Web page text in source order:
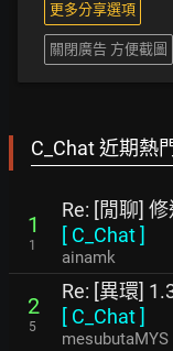
更多分享選項
關閉廣告 方便截圖
C_Chat 近期熱
1
1
Re: [閒聊]
[ C_Chat]
ainamk
2
5
Re: [異環]
[ C_Chat]
mesubutaMYS